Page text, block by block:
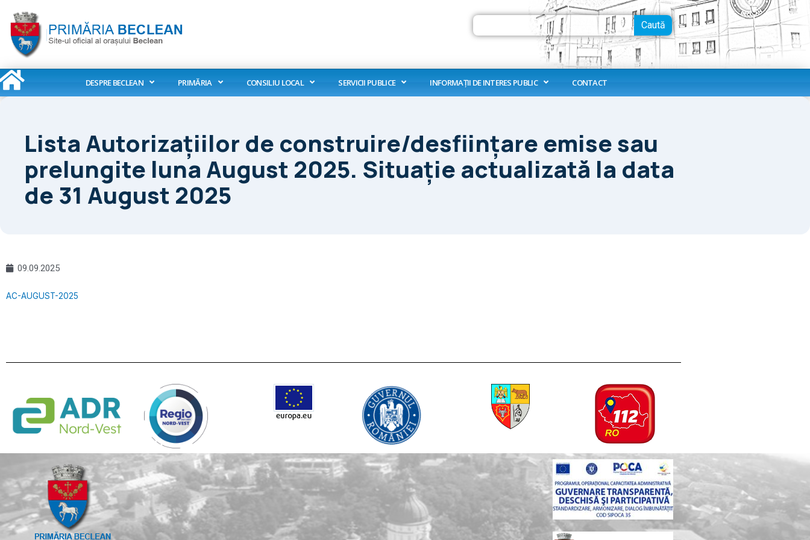
content
Search
Caută
DESPRE BECLEAN PRIMĂRIA CONSILIU LOCAL SERVICII PUBLICE INFORMAȚII DE INTERES PUBLIC CONTACT
Lista Autorizaţiilor de construire/desfiinţare emise sau
prelungite luna August 2025. Situaţie actualizată la data
de 31 August 2025
09.09.2025
AC-AUGUST-2025